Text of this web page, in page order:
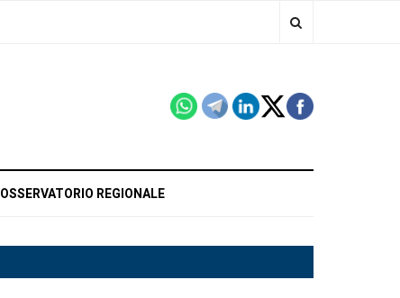
OSSERVATORIO REGIONALE